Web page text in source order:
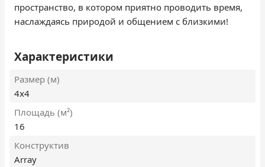
пространство, в котором приятно проводить время,
наслаждаясь природой и общением с близкими!
Характеристики
Размер (м)
4х4
Площадь (м²)
16
Конструктив
Array